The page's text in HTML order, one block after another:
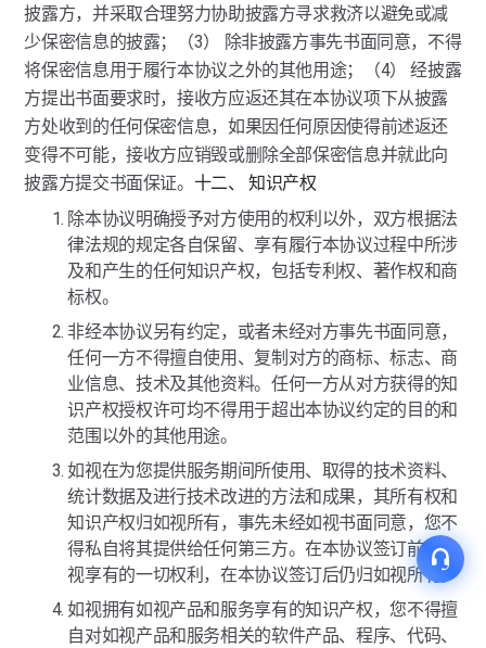
披露方，并采取合理努力协助披露方寻求救济以避免或减
少保密信息的披露；（3） 除非披露方事先书面同意，不得
将保密信息用于履行本协议之外的其他用途；（4） 经披露
方提出书面要求时，接收方应返还其在本协议项下从披露
方处收到的任何保密信息，如果因任何原因使得前述返还
变得不可能，接收方应销毁或删除全部保密信息并就此向
披露方提交书面保证。 十二、 知识产权
除本协议明确授予对方使用的权利以外，双方根据法
律法规的规定各自保留、享有履行本协议过程中所涉
及和产生的任何知识产权，包括专利权、著作权和商
标权。
非经本协议另有约定，或者未经对方事先书面同意，
任何一方不得擅自使用、复制对方的商标、标志、商
业信息、技术及其他资料。任何一方从对方获得的知
识产权授权许可均不得用于超出本协议约定的目的和
范围以外的其他用途。
如视在为您提供服务期间所使用、取得的技术资料、
统计数据及进行技术改进的方法和成果，其所有权和
知识产权归如视所有，事先未经如视书面同意，您不
得私自将其提供给任何第三方。在本协议签订前由如
视享有的一切权利，在本协议签订后仍归如视所有。
如视拥有如视产品和服务享有的知识产权，您不得擅
自对如视产品和服务相关的软件产品、程序、代码、